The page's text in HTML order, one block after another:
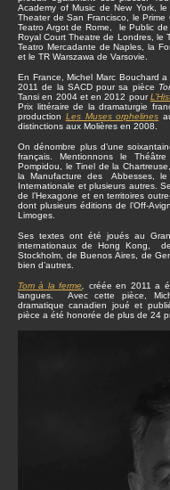
Academy of Music de New York, le
Theater de San Francisco, le
Teatro Argot de Rome, le Public
Royal Court Theatre de Londres, le
Teatro Mercadante de Naples, la
et le TR Warszawa de Varsovie.
En France, Michel Marc Bouchard
2011 de la SACD pour sa pièce
Tansi en 2004 et en 2012 pour
Prix littéraire de la dramaturgie
production Les Muses orphelines
distinctions aux Molières en 2008.
On dénombre plus d’une
français. Mentionnons le
Pompidou, le Tinel de la
la Manufacture des Abbesses,
Internationale et plusieurs autres.
de l’Hexagone et en territoires
dont plusieurs éditions de l’Off-
Limoges.
Ses textes ont été joués au
internationaux de Hong Kong,
Stockholm, de Buenos Aires, de
bien d’autres.
Tom à la ferme
créée en 2011 a
langues. Avec cette pièce,
dramatique canadien joué et
pièce a été honorée de plus de 24